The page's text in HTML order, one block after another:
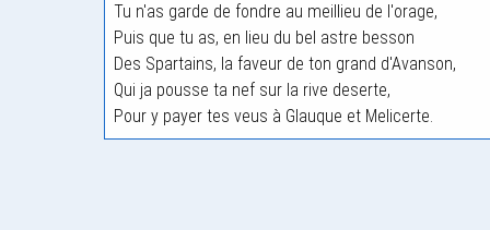
Tu n'as garde de fondre au meillieu de l'orage,
Puis que tu as, en lieu du bel astre besson
Des Spartains, la faveur de ton grand d'Avanson,
Qui ja pousse ta nef sur la rive deserte,
Pour y payer tes veus à Glauque et Melicerte.